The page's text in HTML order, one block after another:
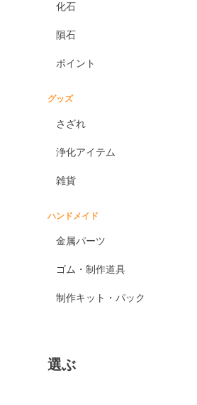
化石
隕石
ポイント
グッズ
さざれ
浄化アイテム
雑貨
ハンドメイド
金属パーツ
ゴム・制作道具
制作キット・パック
選ぶ